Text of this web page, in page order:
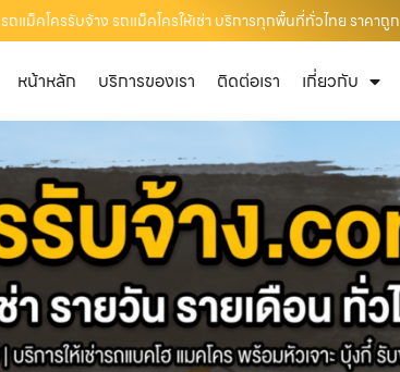
ถแม็คโครรับจ้าง รถแม็คโครให้เช่า บริการทุกพื้นที่ทั่วไทย ราคาถูก
หน้าหลัก บริการของเรา ติดต่อเรา เกี่ยวกับ